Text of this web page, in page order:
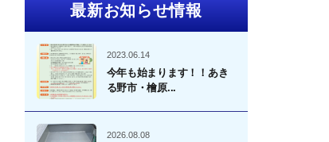
最新お知らせ情報
2023.06.14
今年も始まります！！あき
る野市・檜原...
2026.08.08